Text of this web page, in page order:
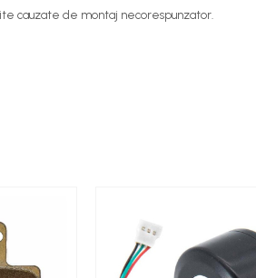
cauzate de montaj necorespunzator.